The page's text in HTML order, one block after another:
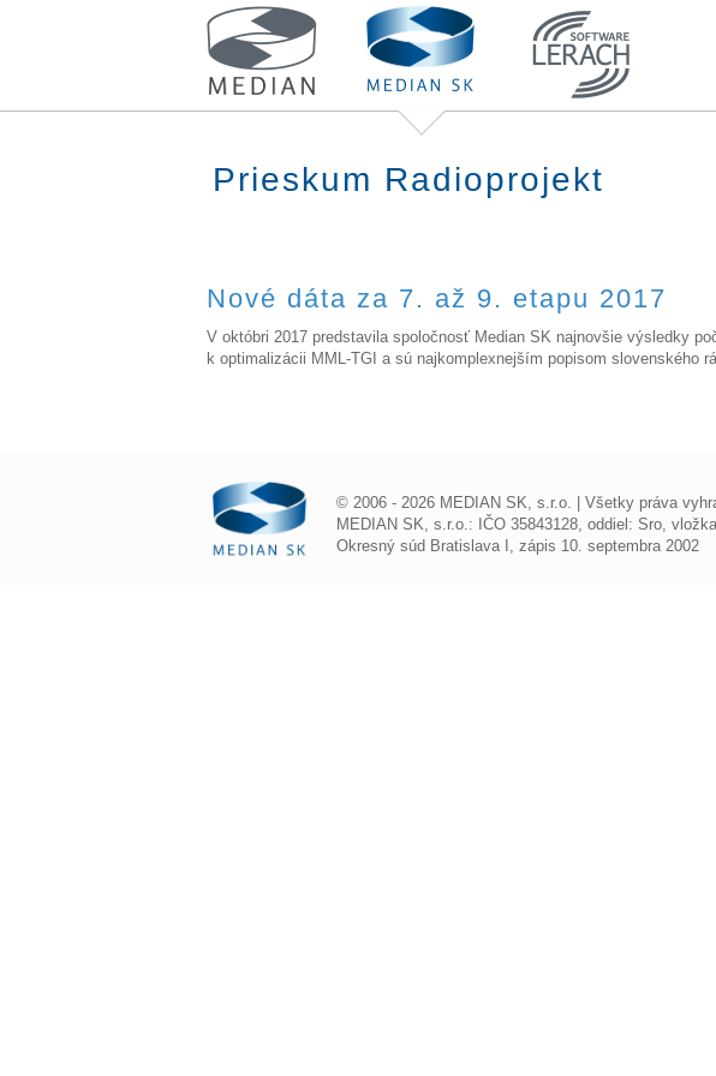
Prieskum Radioprojekt
Nové dáta za 7. až 9. etapu 2017
V októbri 2017 predstavila spoločnosť Median SK najnovšie výsledky
k optimalizácii MML-TGI a sú najkomplexnejším popisom slovenského
© 2006 - 2026 MEDIAN SK, s.r.o. | Všetky práva
MEDIAN SK, s.r.o.: IČO 35843128, oddiel: Sro,
Okresný súd Bratislava I, zápis 10. septembra 2002